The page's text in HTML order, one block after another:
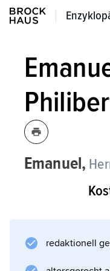
Emanuel,
Emanuel
trat nach der
die Franzosen
redaktionell